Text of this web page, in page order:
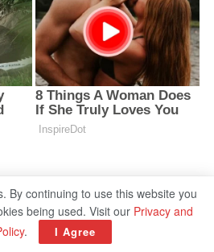
By continuing to use this website you
being used. Visit our Privacy and
. I Agree